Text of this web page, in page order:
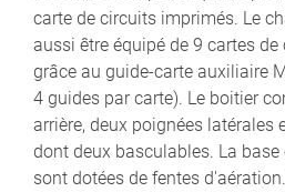
carte de circuits imprimés. Le
aussi être équipé de 9 cartes
grâce au guide-carte auxiliaire
4 guides par carte). Le boitier
arrière, deux poignées latérales
dont deux basculables. La base
sont dotées de fentes